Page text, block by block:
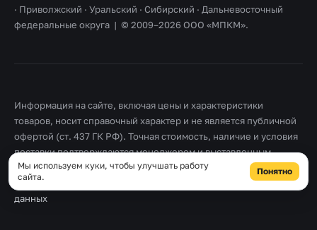
· Приволжский · Уральский · Сибирский · Дальневосточный
федеральные округа | © 2009–2026 ООО «МПКМ».
Информация на сайте, включая цены и характеристики
товаров, носит справочный характер и не является публичной
офертой (ст. 437 ГК РФ). Точная стоимость, наличие и условия
поставки подтверждаются менеджером и выставленным
счетом. Товарные знаки принадлежат их правообладателям.
Правовая информация
Согласие на обработку персональных
данных
Мы используем куки, чтобы улучшать работу
сайта.
Понятно